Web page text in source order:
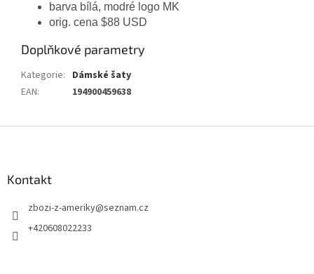
barva bílá, modré logo MK
orig. cena $88 USD
Doplňkové parametry
Kategorie: Dámské šaty
EAN: 194900459638
Kontakt
zbozi-z-ameriky@seznam.cz
+420608022233